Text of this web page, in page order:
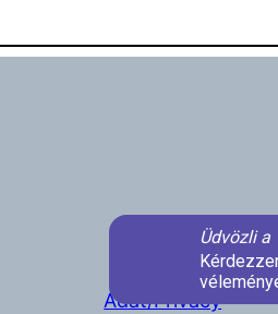
Adat/Privacy